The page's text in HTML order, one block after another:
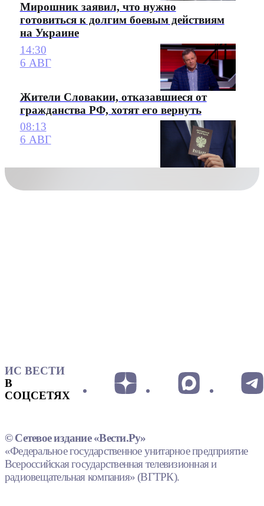
Мирошник заявил, что нужно
готовиться к долгим боевым действиям
на Украине
14:30
6 АВГ
Жители Словакии, отказавшиеся от
гражданства РФ, хотят его вернуть
08:13
6 АВГ
ИС ВЕСТИ
В
СОЦСЕТЯХ
© Сетевое издание «Вести.Ру»
«Федеральное государственное унитарное предприятие
Всероссийская государственная телевизионная и
радиовещательная компания» (ВГТРК).